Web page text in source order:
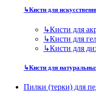
↳Кисти для
↳Кисти для
↳Кисти для
↳Кисти для
↳Кисти для
Пилки (терки) для